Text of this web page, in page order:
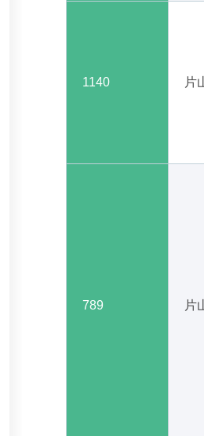
1140 片
789 片